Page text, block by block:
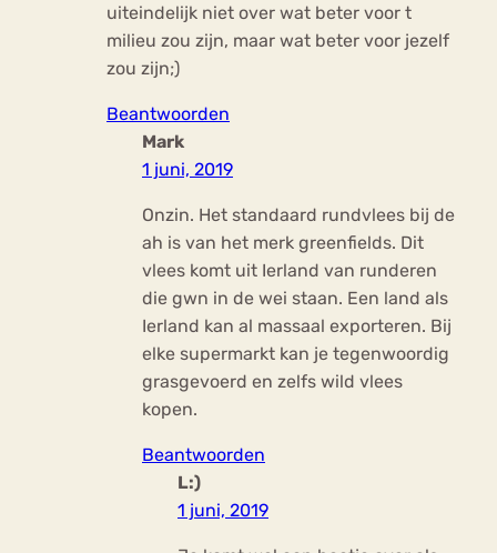
uiteindelijk niet over wat beter voor t
milieu zou zijn, maar wat beter voor jezelf
zou zijn;)
Beantwoorden
Mark
1 juni, 2019
Onzin. Het standaard rundvlees bij de
ah is van het merk greenfields. Dit
vlees komt uit Ierland van runderen
die gwn in de wei staan. Een land als
Ierland kan al massaal exporteren. Bij
elke supermarkt kan je tegenwoordig
grasgevoerd en zelfs wild vlees
kopen.
Beantwoorden
L:)
1 juni, 2019